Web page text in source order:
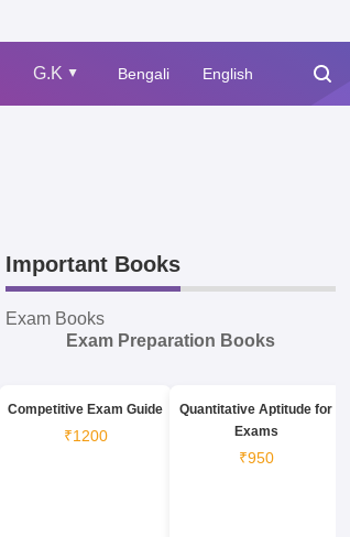
G.K ▲ Bengali English
Important Books
Exam Books
Exam Preparation Books
Competitive Exam Guide
₹1200
Quantitative Aptitude for
Exams
₹950